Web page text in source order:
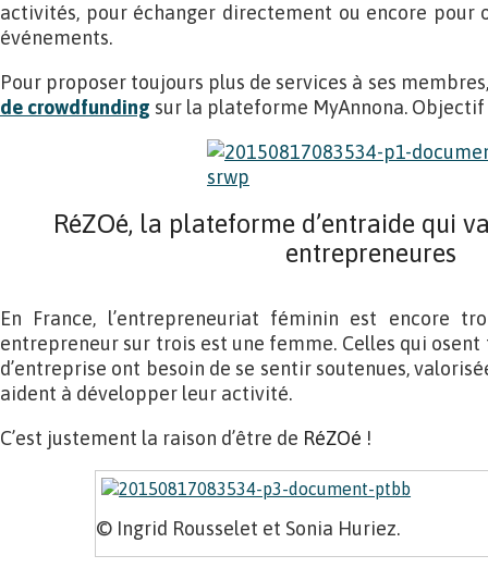
activités, pour échanger directement ou encore pour
événements.
Pour proposer toujours plus de services à ses
de crowdfunding sur la plateforme MyAnnona.
RéZOé, la plateforme d’entraide qui
entrepreneures
En France, l’entrepreneuriat féminin est encore
entrepreneur sur trois est une femme. Celles qui
d’entreprise ont besoin de se sentir soutenues,
aident à développer leur activité.
C’est justement la raison d’être de RéZOé !
© Ingrid Rousselet et Sonia Huriez.